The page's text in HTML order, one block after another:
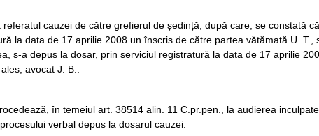
referatul cauzei de către grefierul de ședință, după care, se constată
la data de 17 aprilie 2008 un înscris de către partea vătămată U.
s-a depus la dosar, prin serviciul registratură la data de 17 aprilie
avocat J. B..
în temeiul art. 38514 alin. 11 C.pr.pen., la audierea
verbal depus la dosarul cauzei.